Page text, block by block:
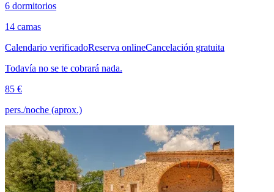
6 dormitorios
14 camas
Calendario verificadoReserva onlineCancelación gratuita
Todavía no se te cobrará nada.
85 €
pers./noche (aprox.)